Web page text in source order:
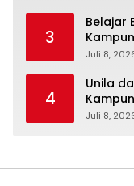
3
Belajar
Juli 8,
4
Unila
Juli 8,